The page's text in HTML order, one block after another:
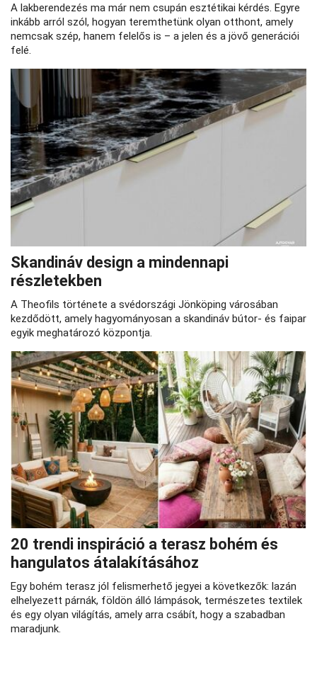
A lakberendezés ma már nem csupán esztétikai kérdés. Egyre
inkább arról szól, hogyan teremthetünk olyan otthont, amely
nemcsak szép, hanem felelős is – a jelen és a jövő generációi
felé.
Skandináv design a mindennapi
részletekben
A Theofils története a svédországi Jönköping városában
kezdődött, amely hagyományosan a skandináv bútor- és faipar
egyik meghatározó központja.
20 trendi inspiráció a terasz bohém és
hangulatos átalakításához
Egy bohém terasz jól felismerhető jegyei a következők: lazán
elhelyezett párnák, földön álló lámpások, természetes textilek
és egy olyan világítás, amely arra csábít, hogy a szabadban
maradjunk.